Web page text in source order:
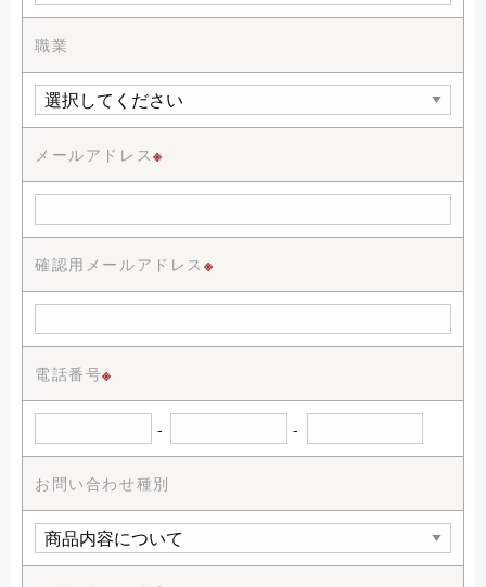
職業
メールアドレス※
確認用メールアドレス ※
電話番号※
- -
お問い合わせ種別